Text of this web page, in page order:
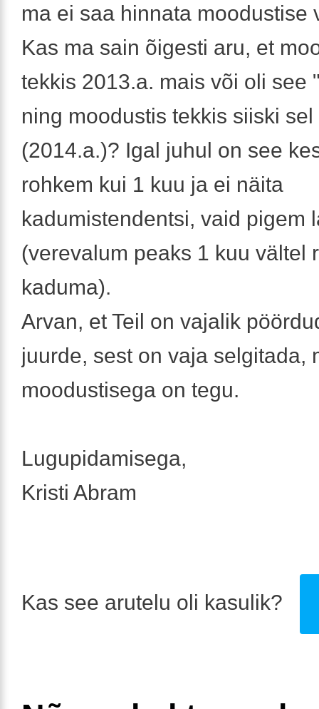
ma ei saa hinnata moodustise
Kas ma sain õigesti aru, et
tekkis 2013.a. mais või oli see
ning moodustis tekkis siiski
(2014.a.)? Igal juhul on see
rohkem kui 1 kuu ja ei näita
kadumistendentsi, vaid pigem
(verevalum peaks 1 kuu vältel
kaduma).
Arvan, et Teil on vajalik
juurde, sest on vaja selgitada,
moodustisega on tegu.
Lugupidamisega,
Kristi Abram
Kas see arutelu oli kasulik?